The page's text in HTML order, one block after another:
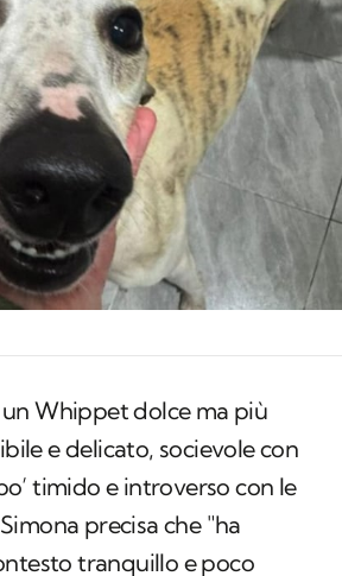
Whippet dolce ma più
e delicato, socievole con
timido e introverso con le
precisa che "ha
tranquillo e poco